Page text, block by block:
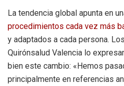
La tendencia global apunta en
procedimientos cada vez más
y adaptados a cada persona.
Quirónsalud Valencia lo
bien este cambio: «Hemos
principalmente en referencias